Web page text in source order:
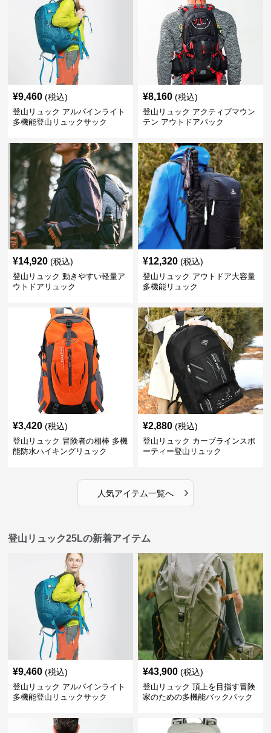
¥9,460 (税込)
登山リュック アルパインライト
多機能登山リュックサック
¥8,160 (税込)
登山リュック アクティブマウン
テン アウトドアパック
¥14,920 (税込)
登山リュック 動きやすい軽量ア
ウトドアリュック
¥12,320 (税込)
登山リュック アウトドア大容量
多機能リュック
¥3,420 (税込)
登山リュック 冒険者の相棒 多機
能防水ハイキングリュック
¥2,880 (税込)
登山リュック カーブラインスポ
ーティー登山リュック
人気アイテム一覧へ ›
登山リュック25Lの新着アイテム
¥9,460 (税込)
登山リュック アルパインライト
多機能登山リュックサック
¥43,900 (税込)
登山リュック 頂上を目指す冒険
家のための多機能バックパック